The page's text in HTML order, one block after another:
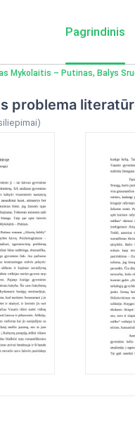
Pagrindinis
Mykolaitis – Putinas, Balys
problema